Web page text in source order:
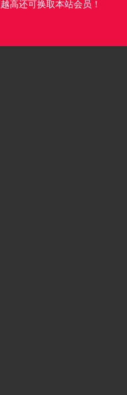
高还可换取本站会员！